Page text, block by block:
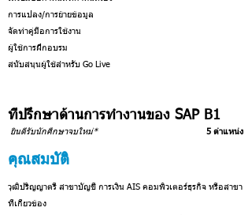
การแปลง/การย้ายข้อมูล
จัดทำคู่มือการใช้งาน
ผู้ใช้การฝึกอบรม
สนับสนุนผู้ใช้สำหรับ Go Live
ที่ปรึกษาด้านการทำงานของ SAP B1
ยินดีรับนักศึกษาจบใหม่* 5 ตำแหน่ง
คุณสมบัติ
วุฒิปริญญาตรี สาขาบัญชี การเงิน AIS คอมพิวเตอร์ธุรกิจ หรือสาขา
ที่เกี่ยวข้อง